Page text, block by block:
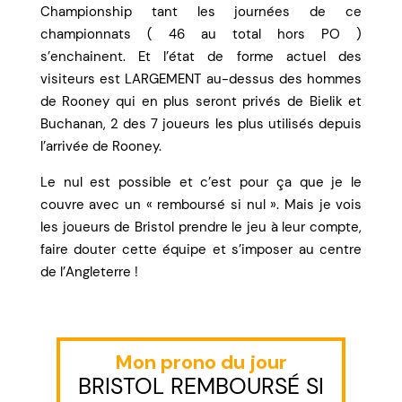
Championship tant les journées de ce
championnats ( 46 au total hors PO )
s’enchainent. Et l’état de forme actuel des
visiteurs est LARGEMENT au-dessus des hommes
de Rooney qui en plus seront privés de Bielik et
Buchanan, 2 des 7 joueurs les plus utilisés depuis
l’arrivée de Rooney.
Le nul est possible et c’est pour ça que je le
couvre avec un « remboursé si nul ». Mais je vois
les joueurs de Bristol prendre le jeu à leur compte,
faire douter cette équipe et s’imposer au centre
de l’Angleterre !
Mon prono du jour
BRISTOL REMBOURSÉ SI